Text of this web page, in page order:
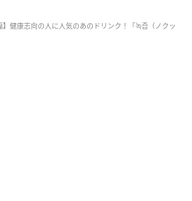
】健康志向の人に人気のあのドリンク！「녹즙（ノクッ